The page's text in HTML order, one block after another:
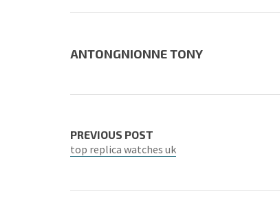
ANTONGNIONNE TONY
PREVIOUS POST
top replica watches uk